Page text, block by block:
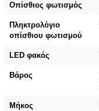
Οπίσθιος φωτισμός
Πληκτρολόγιο
οπίσθιου φωτισμού
LED φακός
Βάρος
Μήκος